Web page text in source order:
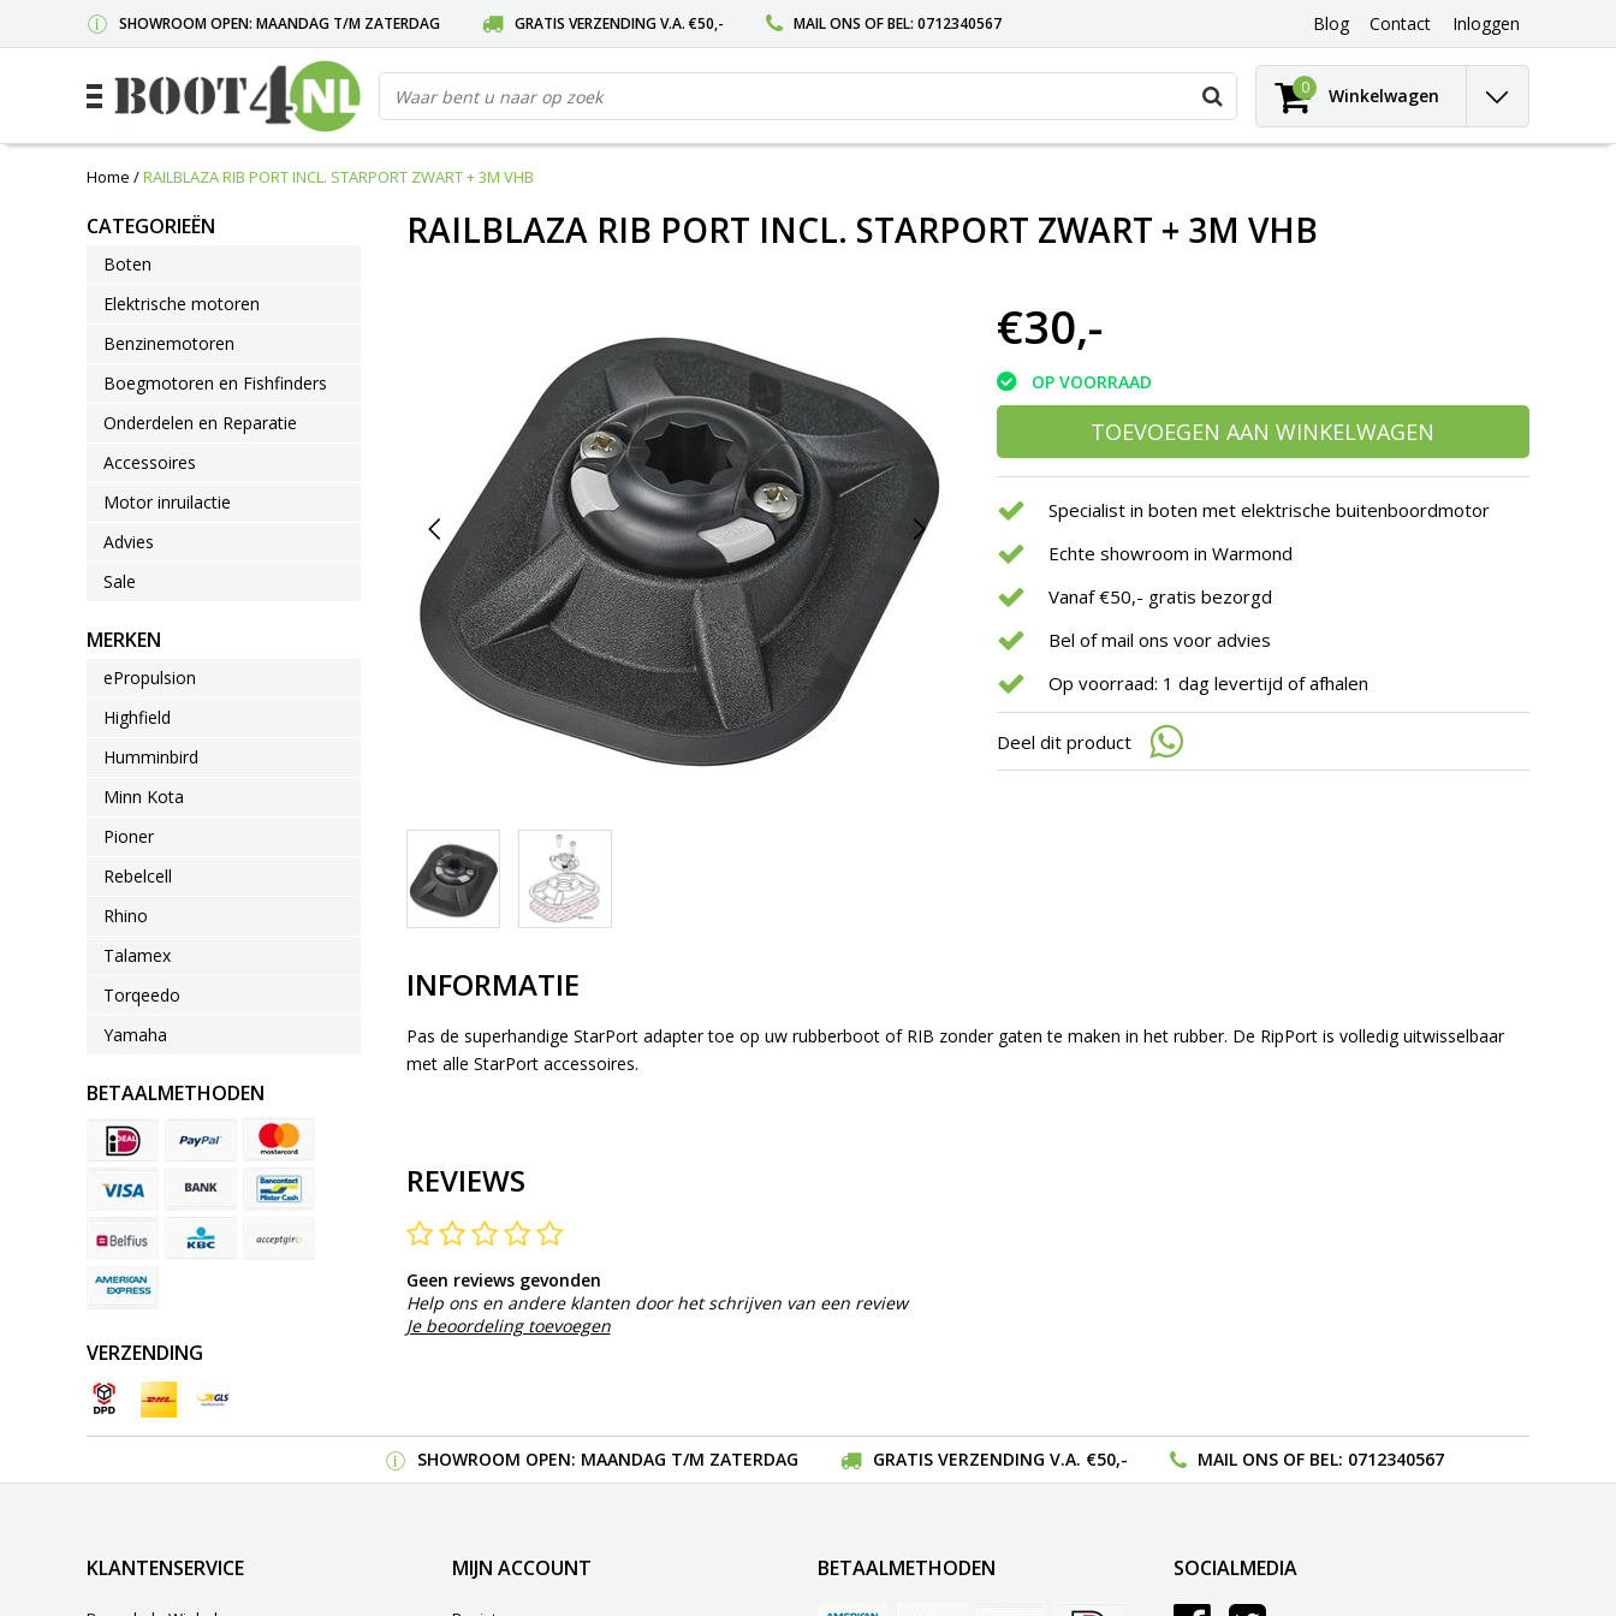
SHOWROOM OPEN: MAANDAG T/M ZATERDAG GRATIS VERZENDING V.A. €50,- MAIL ONS OF BEL: 0712340567 Blog Contact Inloggen
Gebruik
pijltjes
op
om
een
Enter
om
het
zoekresultaat
gaan.
u
met
aanraaktoetsen
werkt,
kunt
en
0 Winkelwagen
Home /RAILBLAZA RIB PORT INCL. STARPORT ZWART + 3M VHB
CATEGORIEËN
Boten
Elektrische motoren
Benzinemotoren
Boegmotoren en Fishfinders
Onderdelen en Reparatie
Accessoires
Motor inruilactie
Advies
Sale
MERKEN
ePropulsion
Highfield
Humminbird
Minn Kota
Pioner
Rebelcell
Rhino
Talamex
Torqeedo
Yamaha
BETAALMETHODEN
VERZENDING
RAILBLAZA RIB PORT INCL. STARPORT ZWART + 3M VHB
€30,-
OP VOORRAAD
TOEVOEGEN AAN WINKELWAGEN
Specialist in boten met elektrische buitenboordmotor
Echte showroom in Warmond
Vanaf €50,- gratis bezorgd
Bel of mail ons voor advies
Op voorraad: 1 dag levertijd of afhalen
Deel dit product
INFORMATIE
Pas de superhandige StarPort adapter toe op uw rubberboot of RIB zonder gaten te maken in het rubber. De RipPort is volledig uitwisselbaar
met alle StarPort accessoires.
REVIEWS
Geen reviews gevonden
Help ons en andere klanten door het schrijven van een review
Je beoordeling toevoegen
SHOWROOM OPEN: MAANDAG T/M ZATERDAG GRATIS VERZENDING V.A. €50,- MAIL ONSOF BEL: 0712340567
KLANTENSERVICE MIJN ACCOUNT BETAALMETHODEN SOCIALMEDIA